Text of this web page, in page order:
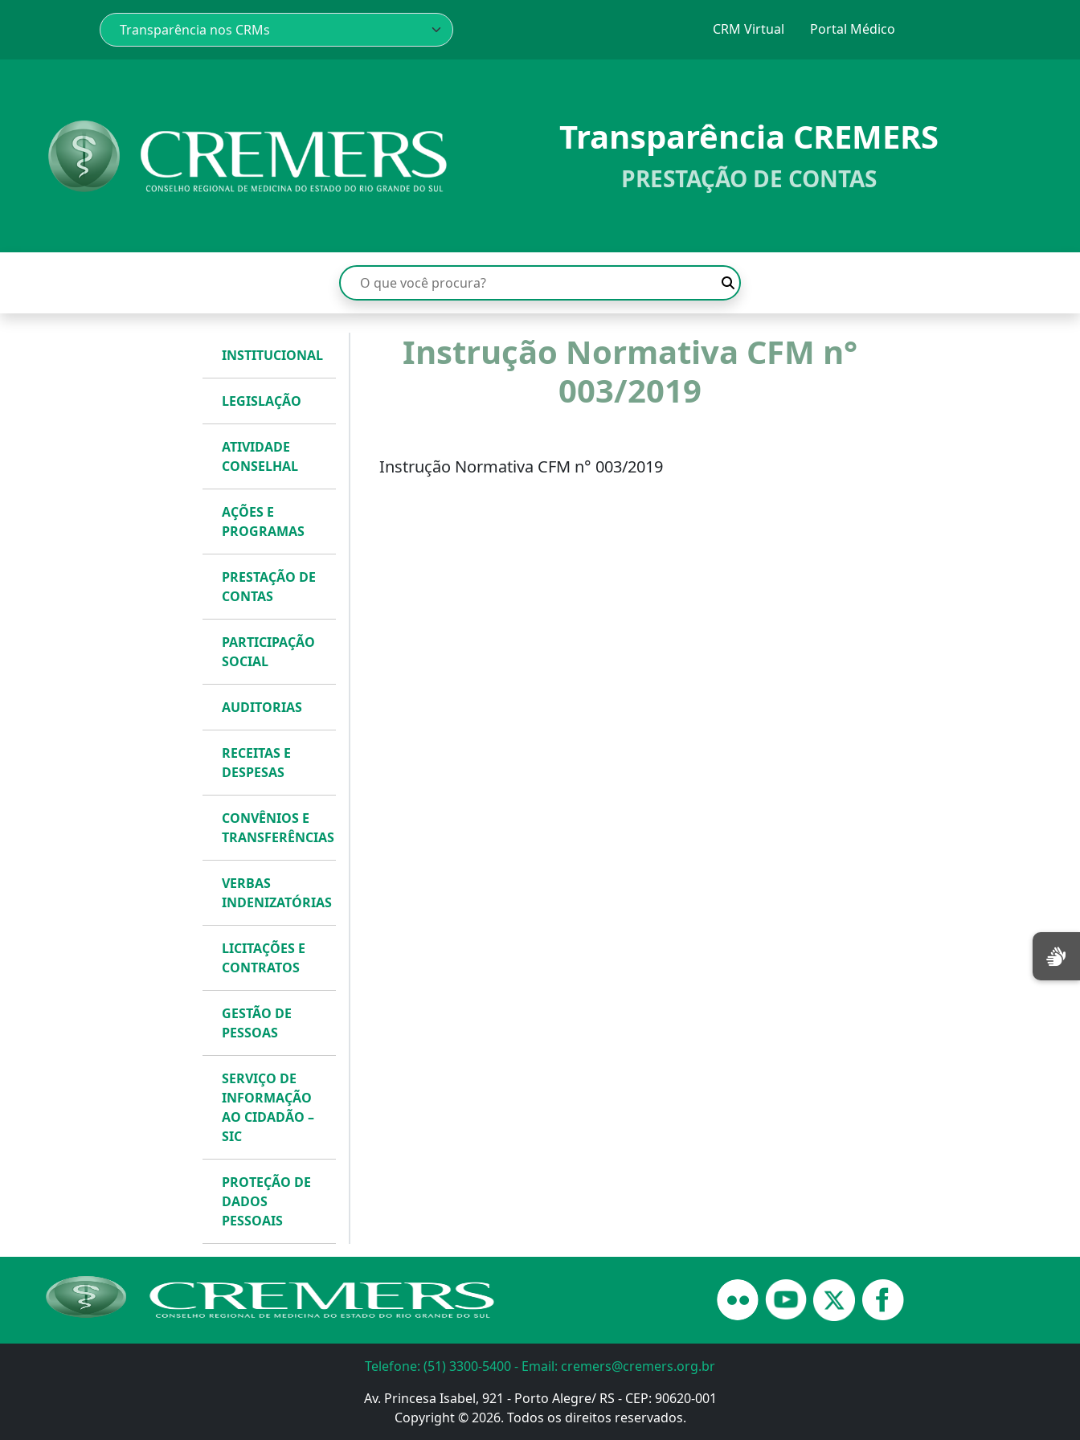
CRM Virtual Portal Médico
Transparência CREMERS
PRESTAÇÃO DE CONTAS
INSTITUCIONAL
LEGISLAÇÃO
ATIVIDADE
CONSELHAL
AÇÕES E
PROGRAMAS
PRESTAÇÃO DE
CONTAS
PARTICIPAÇÃO
SOCIAL
AUDITORIAS
RECEITAS E
DESPESAS
CONVÊNIOS E
TRANSFERÊNCIAS
VERBAS
INDENIZATÓRIAS
LICITAÇÕES E
CONTRATOS
GESTÃO DE
PESSOAS
SERVIÇO DE
INFORMAÇÃO
AO CIDADÃO –
SIC
PROTEÇÃO DE
DADOS
PESSOAIS
Instrução Normativa CFM n°
003/2019
Instrução Normativa CFM n° 003/2019
Telefone: (51) 3300-5400 - Email: cremers@cremers.org.br
Av. Princesa Isabel, 921 - Porto Alegre/ RS - CEP: 90620-001
Copyright © 2026. Todos os direitos reservados.